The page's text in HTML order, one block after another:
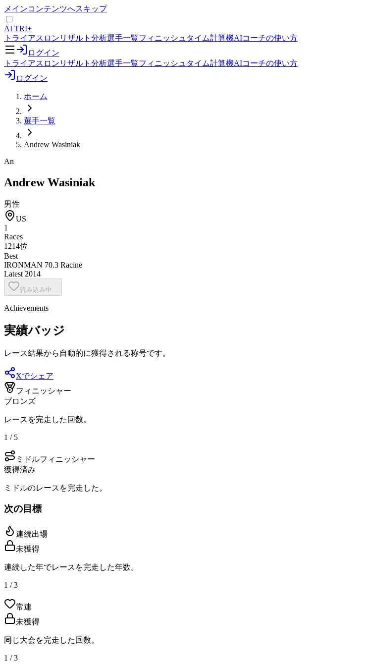
メインコンテンツへスキップ
AI TRI+
トライアスロンリザルト分析選手一覧フィニッシュタイム計算機AIコーチの使い方
ログイン
トライアスロンリザルト分析選手一覧フィニッシュタイム計算機AIコーチの使い方
ログイン
ホーム
選手一覧
Andrew Wasiniak
An
Andrew Wasiniak
男性
US
1
Races
1214位
Best
IRONMAN 70.3 Racine
Latest 2014
読み込み中...
Achievements
実績バッジ
レース結果から自動的に獲得される称号です。
Xでシェア
フィニッシャー
ブロンズ
レースを完走した回数。
1 / 5
ミドルフィニッシャー
獲得済み
ミドルのレースを完走した。
次の目標
連続出場
未獲得
連続した年でレースを完走した年数。
1 / 3
常連
未獲得
同じ大会を完走した回数。
1 / 3